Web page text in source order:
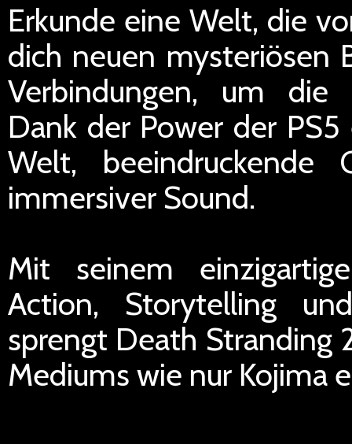
Erkunde eine Welt, die
dich neuen mysteriösen
Verbindungen, um die
Dank der Power der
Welt, beeindruckende
immersiver Sound.
Mit seinem
Action, Storytelling
sprengt Death Stranding
Mediums wie nur Kojima